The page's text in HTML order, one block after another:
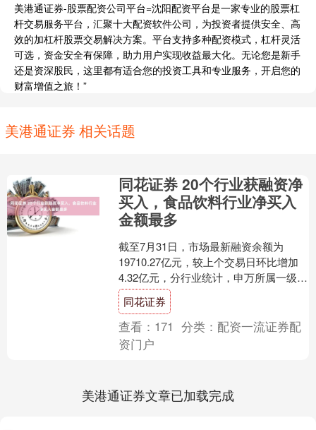
美港通证券-股票配资公司平台=沈阳配资平台是一家专业的股票杠
杆交易服务平台，汇聚十大配资软件公司，为投资者提供安全、高
效的加杠杆股票交易解决方案。平台支持多种配资模式，杠杆灵活
可选，资金安全有保障，助力用户实现收益最大化。无论您是新手
还是资深股民，这里都有适合您的投资工具和专业服务，开启您的
财富增值之旅！”
美港通证券 相关话题
同花证券 20个行业获融资净
买入，食品饮料行业净买入
金额最多
截至7月31日，市场最新融资余额为
19710.27亿元，较上个交易日环比增加
4.32亿元，分行业统计，申万所属一级行
业有20个行业融资余额增加，食品饮料
行业融资....
同花证券
查看： 171 分类： 配资一流证券配
资门户
美港通证券文章已加载完成